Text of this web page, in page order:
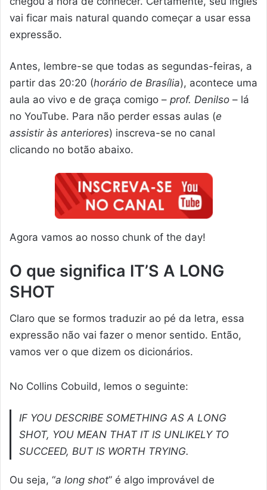
vai ficar mais natural quando começar a usar essa
expressão.
Antes, lembre-se que todas as segundas-feiras, a
partir das 20:20 (horário de Brasília), acontece uma
aula ao vivo e de graça comigo – prof. Denilso – lá
no YouTube. Para não perder essas aulas (e
assistir às anteriores) inscreva-se no canal
clicando no botão abaixo.
Agora vamos ao nosso chunk of the day!
O que significa IT’S A LONG
SHOT
Claro que se formos traduzir ao pé da letra, essa
expressão não vai fazer o menor sentido. Então,
vamos ver o que dizem os dicionários.
No Collins Cobuild, lemos o seguinte:
IF YOU DESCRIBE SOMETHING AS A LONG
SHOT, YOU MEAN THAT IT IS UNLIKELY TO
SUCCEED, BUT IS WORTH TRYING.
Ou seja, “a long shot” é algo improvável de